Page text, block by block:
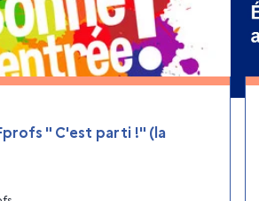
" C'est parti !" (la